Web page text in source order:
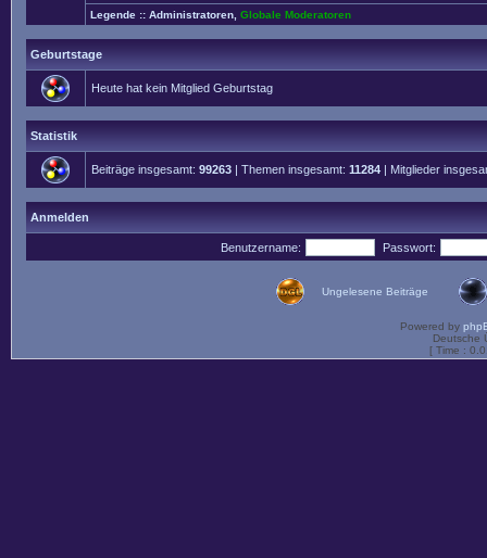
Legende :: Administratoren Globale Moderatoren
Geburtstage
Heute hat kein Mitglied Geburtstag
Statistik
Beiträge insgesamt: 99263 | Themen insgesamt: 11284 | Mitglieder
Anmelden
Benutzername: Passwort:
Ungelesene Beiträge
Powered by
Deutsche
[ Time :